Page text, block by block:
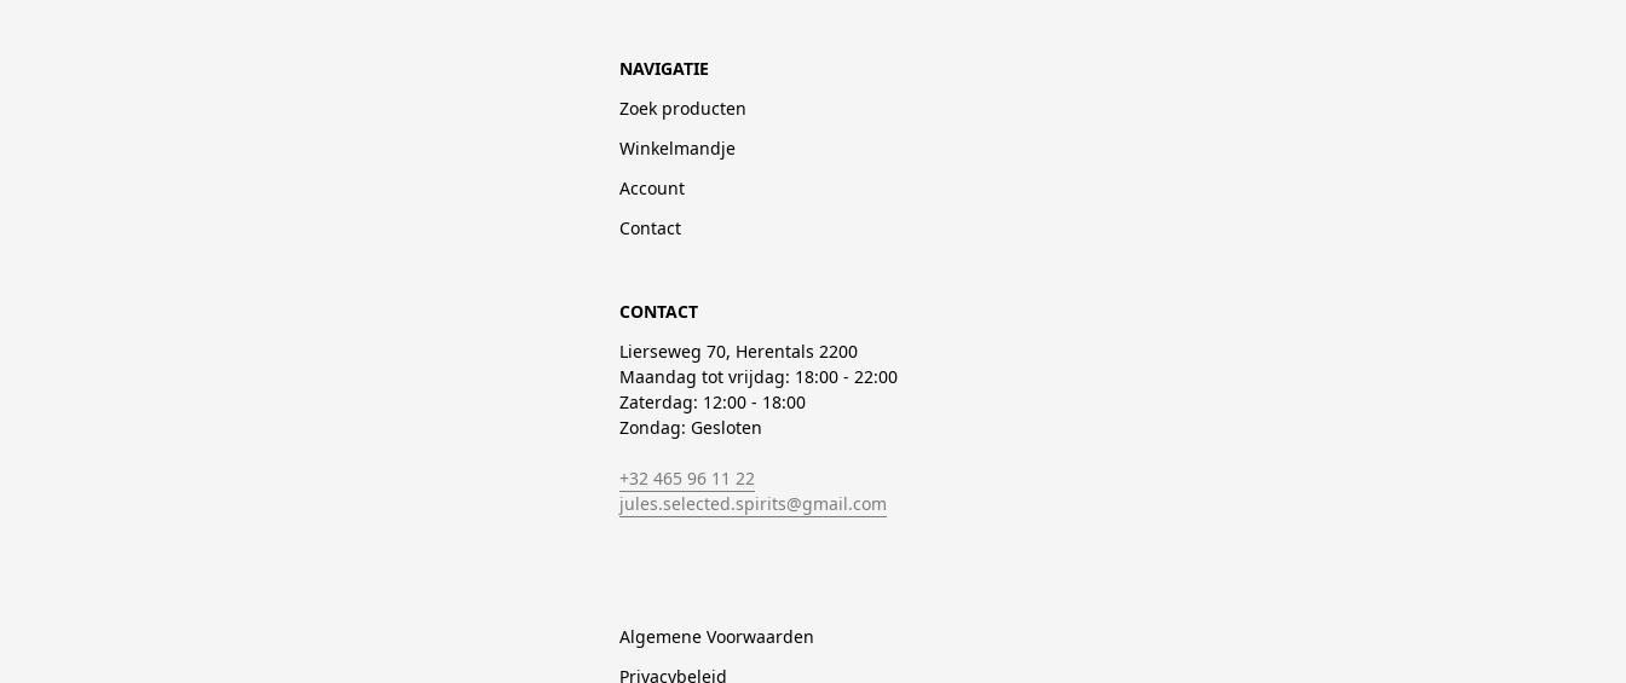
NAVIGATIE
Zoek producten
Winkelmandje
Account
Contact
CONTACT
Lierseweg 70, Herentals 2200
Maandag tot vrijdag: 18:00 - 22:00
Zaterdag: 12:00 - 18:00
Zondag: Gesloten
+32 465 96 11 22
jules.selected.spirits@gmail.com
Algemene Voorwaarden
Privacybeleid